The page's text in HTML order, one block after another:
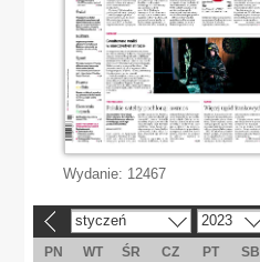
Wydanie: 12467
styczeń 2023
PN WT ŚR CZ PT SB